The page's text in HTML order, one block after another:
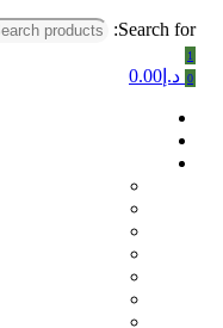
Search for:
1
0 د.إ 0.00